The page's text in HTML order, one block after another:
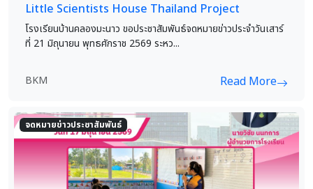
Little Scientists House Thailand Project
โรงเรียนบ้านคลองมะนาว ขอประชาสัมพันธ์จดหมายข่าวประจำวันเสาร์
ที่ 21 มิถุนายน พุทธศักราช 2569 ระหว...
BKM Read More
จดหมายข่าวประชาสัมพันธ์